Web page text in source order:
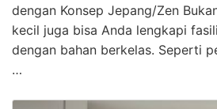
dengan Konsep Jepang/Zen
kecil juga bisa Anda lengkapi
dengan bahan berkelas. Seperti
…